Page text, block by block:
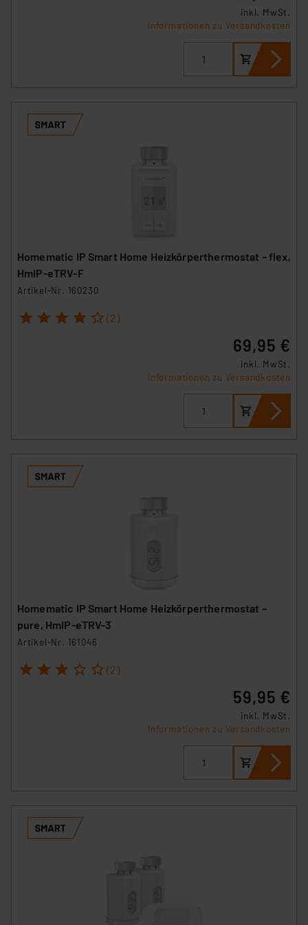
Link „Cookie Einstellungen“ anpassen oder widerrufen.
Weiterverarbeitung dieser Daten zur Auswertung und
Analyse bis zum Zeitpunkt des Widerrufs bleibt hiervon
gespeichert werden und dieses Banner erneut
angezeigt wird.
„Einige Drittanbieter verarbeiten personenbezogene
Cookies dieser Drittanbieter umfasst daher ggf. auch
der Datenschutzerklärung. Für die USA besteht kein
Datenschutz nach EU-Standards eingestuft wird. So
Überwachungsprogrammen verarbeiten, ohne dass
hiergegen Klagemöglichkeiten für Europäer bestehen.
Unsere Kooperation mit diesen Dienstleistern stützt
sich auf die Standarddatenschutzklauseln der
Europäischen Kommission sowie einer eigenen
insbesondere der Art der übermittelten Daten,
verbundenen Risiken.“
Datenschutzerklärung
inkl. MwSt.
Informationen zu Versandkosten
Homematic IP Smart Home Heizkörperthermostat – flex,
HmIP-eTRV-F
Artikel-Nr. 160230
1 2 3 4 5 (2)
69,95 €
inkl. MwSt.
Informationen zu Versandkosten
Homematic IP Smart Home Heizkörperthermostat –
pure, HmIP-eTRV-3
Artikel-Nr. 161046
1 2 3 4 5 (2)
59,95 €
inkl. MwSt.
Informationen zu Versandkosten